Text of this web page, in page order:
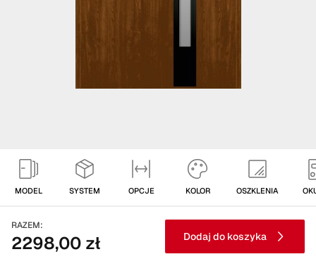
MODEL SYSTEM OPCJE KOLOR OSZKLENIA
RAZEM:
2298,00 zł Dodaj do koszyka